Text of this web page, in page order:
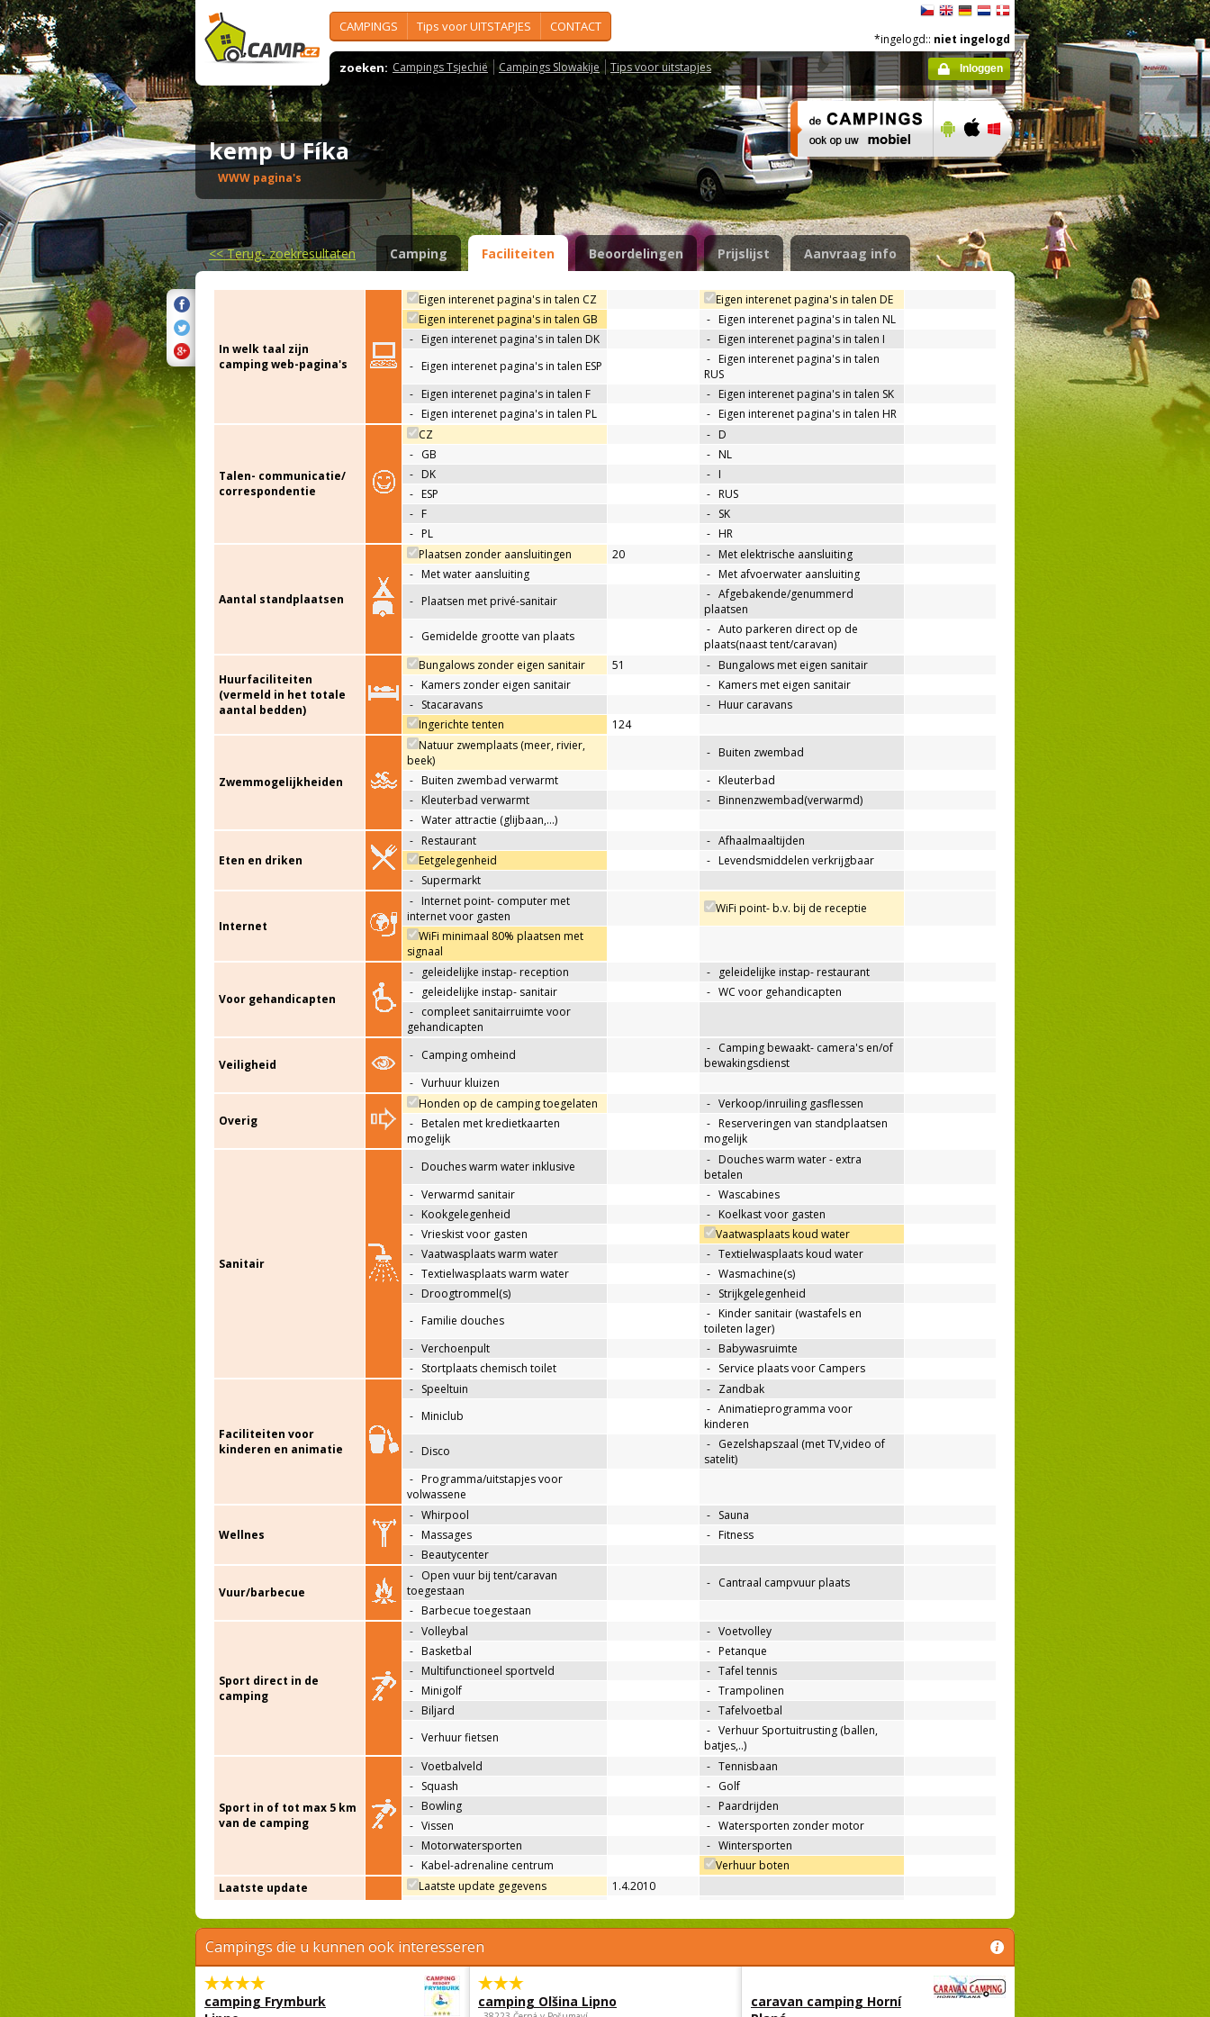
CAMPINGS Tips voor UITSTAPJES CONTACT
zoeken: Campings Tsjechië Campings Slowakije Tips voor uitstapjes
*ingelogd:: niet ingelogd
Inloggen
kemp U Fíka
WWW pagina's
<<Terug- zoekresultaten Camping Faciliteiten Beoordelingen Prijslijst Aanvraag info
In welk taal zijn
camping web-pagina's
Eigen interenet pagina's in talen CZ
Eigen interenet pagina's in talen DE
Eigen interenet pagina's in talen GB
- Eigen interenet pagina's in talen NL
- Eigen interenet pagina's in talen DK - Eigen interenet pagina's in talen I
- Eigen interenet pagina's in talen ESP - Eigen interenet pagina's in talen
RUS
- Eigen interenet pagina's in talen F - Eigen interenet pagina's in talen SK
- Eigen interenet pagina's in talen PL - Eigen interenet pagina's in talen HR
Talen- communicatie/
correspondentie
CZ - D
- GB - NL
- DK - I
- ESP - RUS
- F - SK
- PL - HR
Aantal standplaatsen
Plaatsen zonder aansluitingen 20 - Met elektrische aansluiting
- Met water aansluiting - Met afvoerwater aansluiting
- Plaatsen met privé-sanitair - Afgebakende/genummerd
plaatsen
- Gemidelde grootte van plaats - Auto parkeren direct op de
plaats(naast tent/caravan)
Huurfaciliteiten
(vermeld in het totale
aantal bedden)
Bungalows zonder eigen sanitair 51 - Bungalows met eigen sanitair
- Kamers zonder eigen sanitair - Kamers met eigen sanitair
- Stacaravans - Huur caravans
Ingerichte tenten
124
Zwemmogelijkheiden
Natuur zwemplaats (meer, rivier,
beek)
- Buiten zwembad
- Buiten zwembad verwarmt - Kleuterbad
- Kleuterbad verwarmt - Binnenzwembad(verwarmd)
- Water attractie (glijbaan,…)
Eten en driken
- Restaurant - Afhaalmaaltijden
Eetgelegenheid
- Levendsmiddelen verkrijgbaar
- Supermarkt
Internet
- Internet point- computer met
internet voor gasten
WiFi point- b.v. bij de receptie
WiFi minimaal 80% plaatsen met
signaal
Voor gehandicapten
- geleidelijke instap- reception -
geleidelijke instap- restaurant
-
geleidelijke instap- sanitair - WC voor gehandicapten
- compleet sanitairruimte voor
gehandicapten
Veiligheid
- Camping omheind - Camping bewaakt- camera's en/of
bewakingsdienst
- Vurhuur kluizen
Overig
Honden op de camping toegelaten - Verkoop/inruiling gasflessen
- Betalen met kredietkaarten
mogelijk
- Reserveringen van standplaatsen
mogelijk
Sanitair
- Douches warm water inklusive - Douches warm water - extra
betalen
- Verwarmd sanitair - Wascabines
- Kookgelegenheid - Koelkast voor gasten
- Vrieskist voor gasten
Vaatwasplaats koud water
- Vaatwasplaats warm water - Textielwasplaats koud water
- Textielwasplaats warm water - Wasmachine(s)
- Droogtrommel(s) - Strijkgelegenheid
- Familie douches - Kinder sanitair (wastafels en
toileten lager)
- Verchoenpult - Babywasruimte
- Stortplaats chemisch toilet - Service plaats voor Campers
Faciliteiten voor
kinderen en animatie
- Speeltuin - Zandbak
- Miniclub - Animatieprogramma voor
kinderen
- Disco - Gezelshapszaal (met TV,video of
satelit)
- Programma/uitstapjes voor
volwassene
Wellnes
- Whirpool - Sauna
- Massages - Fitness
- Beautycenter
Vuur/barbecue
- Open vuur bij tent/caravan
toegestaan
- Cantraal campvuur plaats
- Barbecue toegestaan
Sport direct in de
camping
- Volleybal - Voetvolley
- Basketbal - Petanque
- Multifunctioneel sportveld - Tafel tennis
- Minigolf - Trampolinen
- Biljard - Tafelvoetbal
- Verhuur fietsen - Verhuur Sportuitrusting (ballen,
batjes,..)
Sport in of tot max 5 km
van de camping
- Voetbalveld - Tennisbaan
- Squash - Golf
- Bowling - Paardrijden
- Vissen - Watersporten zonder motor
- Motorwatersporten - Wintersporten
- Kabel-adrenaline centrum
Verhuur boten
Laatste update
Laatste update gegevens 1.4.2010
Campings die u kunnen ook interesseren
camping Frymburk
camping Olšina Lipno
caravan camping Horní